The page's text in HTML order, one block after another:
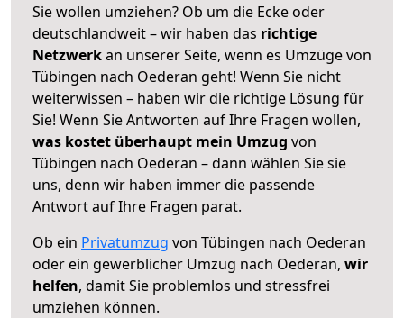
Sie wollen umziehen? Ob um die Ecke oder
deutschlandweit – wir haben das richtige
Netzwerkan unserer Seite, wenn es Umzüge von
Tübingen nach Oederan geht! Wenn Sie nicht
weiterwissen – haben wir die richtige Lösung für
Sie! Wenn Sie Antworten auf Ihre Fragen wollen,
was kostet überhaupt mein Umzug von
Tübingen nach Oederan – dann wählen Sie sie
uns, denn wir haben immer die passende
Antwort auf Ihre Fragen parat.
Ob ein Privatumzug von Tübingen nach Oederan
oder ein gewerblicher Umzug nach Oederan, wir
helfen, damit Sie problemlos und stressfrei
umziehen können.